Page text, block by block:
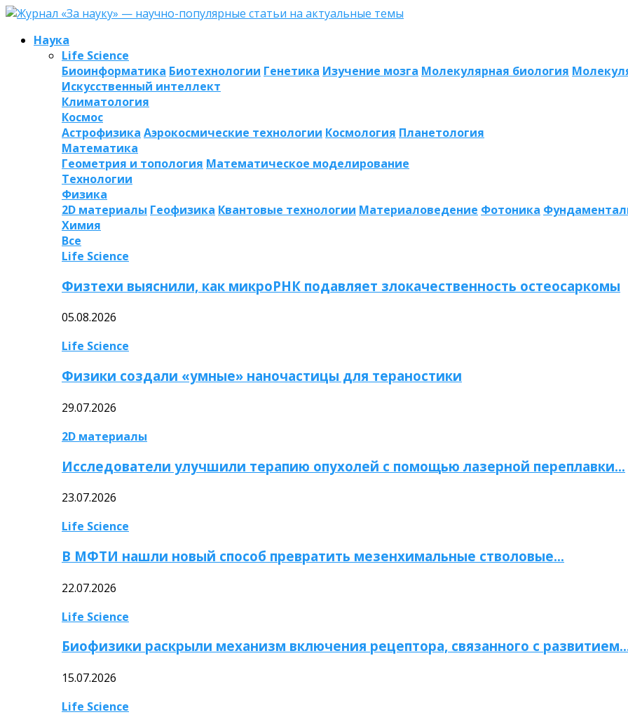
Наука
Life Science
Биоинформатика Биотехнологии Генетика Изучение мозга Молекулярная биология
Искусственный интеллект
Климатология
Космос
Астрофизика Аэрокосмические технологии Космология Планетология
Математика
Геометрия и топология Математическое моделирование
Технологии
Физика
2D материалы Геофизика Квантовые технологии Материаловедение Фотоника
Химия
Все
Life Science
Физтехи выяснили, как микроРНК подавляет злокачественность остеосаркомы
05.08.2026
Life Science
Физики создали «умные» наночастицы для тераностики
29.07.2026
2D материалы
Исследователи улучшили терапию опухолей с помощью лазерной переплавки…
23.07.2026
Life Science
В МФТИ нашли новый способ превратить мезенхимальные стволовые…
22.07.2026
Life Science
Биофизики раскрыли механизм включения рецептора, связанного с
15.07.2026
Life Science